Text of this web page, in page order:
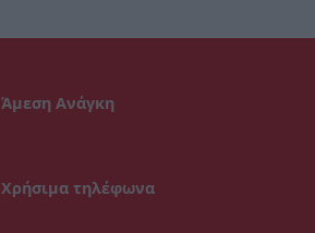
Άμεση Ανάγκη
Χρήσιμα τηλέφωνα